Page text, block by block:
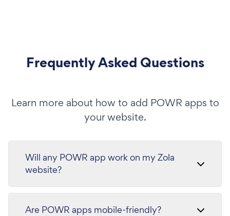
Frequently Asked Questions
Learn more about how to add POWR apps to
your website.
Will any POWR app work on my Zola
website?
Are POWR apps mobile-friendly?